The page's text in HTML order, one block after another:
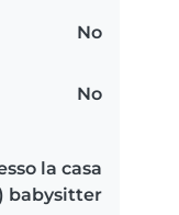
No
No
la casa
babysitter